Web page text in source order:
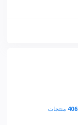
406 منتجات